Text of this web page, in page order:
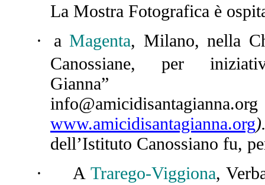
La Mostra Fotografica è
·
aMagenta, Milano, nella
Canossiane, per
Gianna”
info@amicidisantagianna.org
www.amicidisantagianna.org
dell’Istituto Canossiano fu,
·
A Trarego-Viggiona,